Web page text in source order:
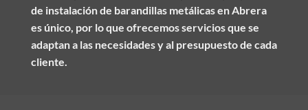
de instalación de barandillas metálicas en Abrera
es único, por lo que ofrecemos servicios que se
adaptan a las necesidades y al presupuesto de cada
cliente.